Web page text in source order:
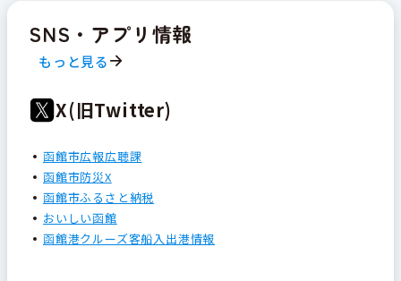
SNS・アプリ情報
もっと見る
X(旧Twitter)
函館市広報広聴課
函館市防災X
函館市ふるさと納税
おいしい函館
函館港クルーズ客船入出港情報